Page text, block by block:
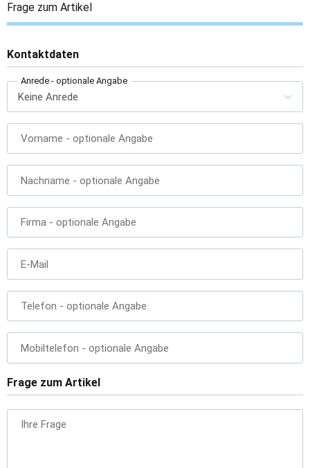
Frage zum Artikel
Kontaktdaten
Anrede - optionale Angabe
Vorname - optionale Angabe
Nachname - optionale Angabe
Firma - optionale Angabe
E-Mail
Telefon - optionale Angabe
Mobiltelefon - optionale Angabe
Frage zum Artikel
Ihre Frage